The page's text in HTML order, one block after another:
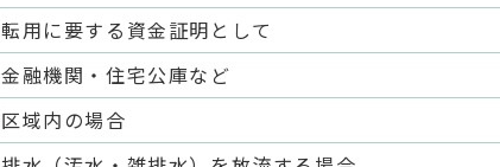
転用に要する資金証明として
金融機関・住宅公庫など
区域内の場合